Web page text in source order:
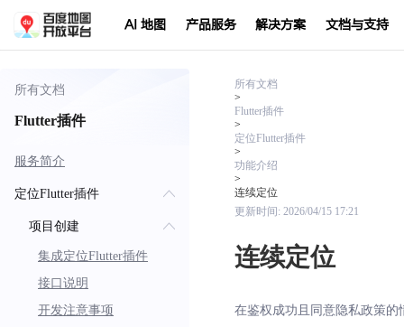
AI 地图 产品服务 解决方案 文档与支持
所有文档
Flutter插件
服务简介
定位Flutter插件
项目创建
集成定位Flutter插件
接口说明
开发注意事项
所有文档
>
Flutter插件
>
定位Flutter插件
>
功能介绍
>
连续定位
更新时间: 2026/04/15 17:21
连续定位
在鉴权成功且同意隐私政策